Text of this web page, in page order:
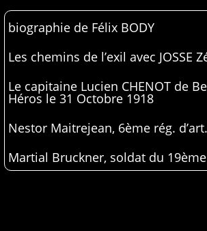
biographie de Félix BODY
Les chemins de l’exil avec
Le capitaine Lucien CHENOT de
Héros le 31 Octobre 1918
Nestor Maitrejean, 6ème rég.
Martial Bruckner, soldat du